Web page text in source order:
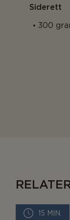
Siderett
300
15 MIN.